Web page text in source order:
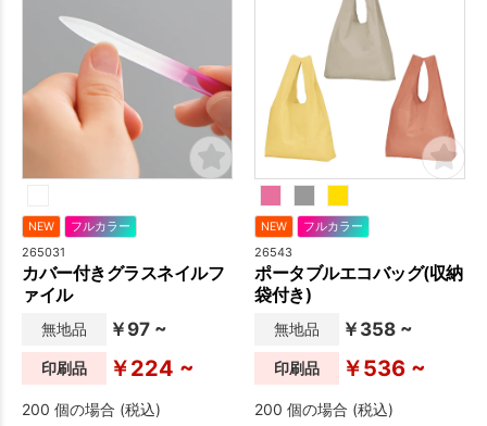
NEW フルカラー
265031
カバー付きグラスネイルフ
ァイル
無地品 ￥97 ~
印刷品 ￥224 ~
200 個の場合 (税込)
NEW フルカラー
26543
ポータブルエコバッグ(収納
袋付き)
無地品 ￥358 ~
印刷品 ￥536 ~
200 個の場合 (税込)